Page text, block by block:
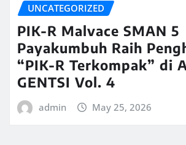
UNCATEGORIZED
PIK-R Malvace SMAN 5
Payakumbuh Raih
“PIK-R Terkompak” di
GENTSI Vol. 4
admin May 25, 2026